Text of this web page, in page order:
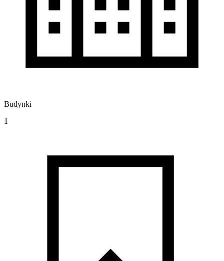
Budynki
1